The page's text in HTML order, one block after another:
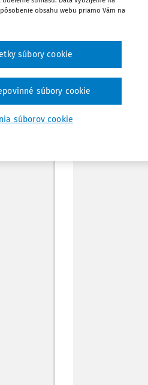
sa
obsahu webu priamo Vám na
súborov cookie
súbory cookie
súbory cookie